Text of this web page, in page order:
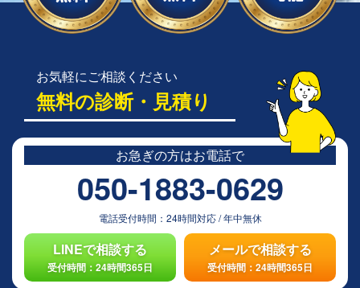
お気軽にご相談ください
無料の診断・見積り
お急ぎの方はお電話で
050-1883-0629
電話受付時間： 24時間対応/年中無休
LINEで相談する
受付時間：24時間365日
メールで相談する
受付時間：24時間365日